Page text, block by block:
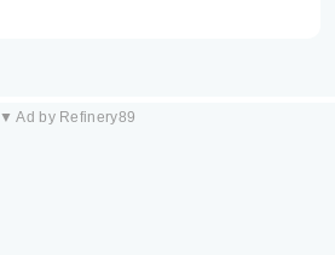
▼ Ad by Refinery89